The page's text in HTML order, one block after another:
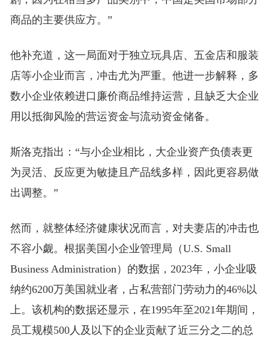
商品的主要供应方。”
他补充道，这一局面对于独立玩具店、五金店和服装
店等小企业而言，冲击尤为严重。他进一步解释，多
数小企业依赖进口廉价商品维持运营，且缺乏大企业
用以抵御风险的营运资金与流动资金储备。
斯洛克指出：“与小企业相比，大企业资产负债表更
为灵活、反应更为敏捷且产品线多样，因此更容易做
出调整。”
然而，就整体经济健康状况而言，对夫妻店的冲击也
不容小觑。根据美国小企业管理局（U.S. Small
Business Administration）的数据，2023年，小企业吸
纳约6200万美国就业者，占私营部门劳动力的46%以
上。该机构的数据还显示，在1995年至2021年期间，
员工规模500人及以下的企业贡献了近三分之二的总